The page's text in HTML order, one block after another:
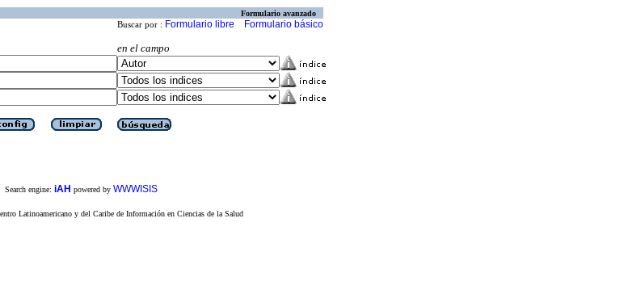
Formulario avanzado
Buscar por : Formulario libre Formulario básico
en el campo
Search engine: iAH powered by WWWISIS
Latinoamericano y del Caribe de Información en Ciencias de la Salud